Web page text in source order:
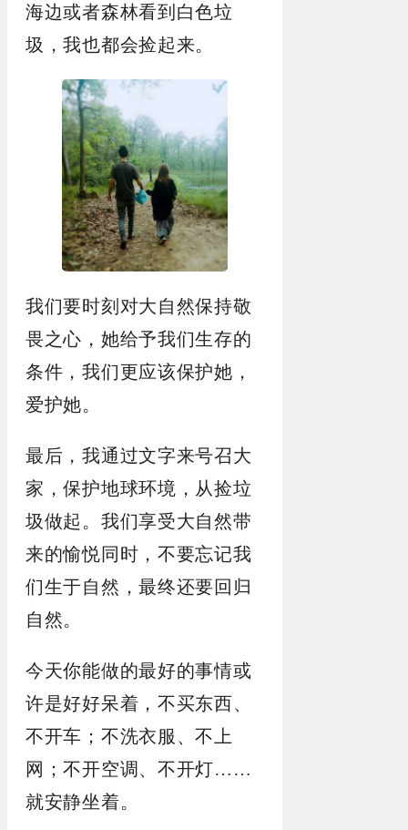
海边或者森林看到白色垃
圾，我也都会捡起来。
我们要时刻对大自然保持敬
畏之心，她给予我们生存的
条件，我们更应该保护她，
爱护她。
最后，我通过文字来号召大
家，保护地球环境，从捡垃
圾做起。我们享受大自然带
来的愉悦同时，不要忘记我
们生于自然，最终还要回归
自然。
今天你能做的最好的事情或
许是好好呆着，不买东西、
不开车；不洗衣服、不上
网；不开空调、不开灯……
就安静坐着。